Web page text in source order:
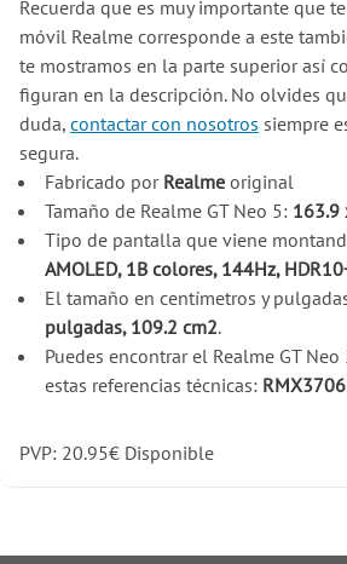
Recuerda que es muy importante que
móvil Realme corresponde a este
te mostramos en la parte superior así
figuran en la descripción. No olvides
duda, contactar con nosotros siempre
segura.
Fabricado por Realmeoriginal
Tamaño de Realme GT Neo 5: 163.9
Tipo de pantalla que viene
AMOLED, 1B colores, 144Hz,
El tamaño en centímetros y
pulgadas, 109.2 cm2.
Puedes encontrar el Realme GT
estas referencias técnicas: RMX3706
PVP: 20.95€ Disponible